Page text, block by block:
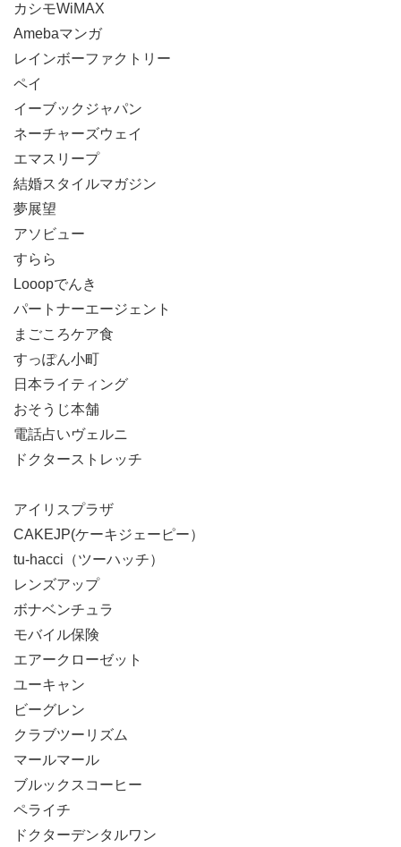
カシモWiMAX
Amebaマンガ
レインボーファクトリー
ペイ
イーブックジャパン
ネーチャーズウェイ
エマスリープ
結婚スタイルマガジン
夢展望
アソビュー
すらら
Looopでんき
パートナーエージェント
まごころケア食
すっぽん小町
日本ライティング
おそうじ本舗
電話占いヴェルニ
ドクターストレッチ
アイリスプラザ
CAKEJP(ケーキジェーピー）
tu-hacci（ツーハッチ）
レンズアップ
ボナベンチュラ
モバイル保険
エアークローゼット
ユーキャン
ビーグレン
クラブツーリズム
マールマール
ブルックスコーヒー
ペライチ
ドクターデンタルワン